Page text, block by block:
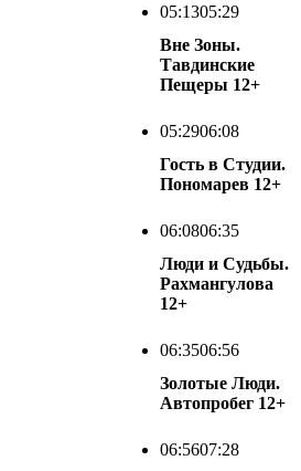
05:1305:29
Вне Зоны.
Тавдинские
Пещеры 12+
05:2906:08
Гость в Студии.
Пономарев 12+
06:0806:35
Люди и Судьбы.
Рахмангулова
12+
06:3506:56
Золотые Люди.
Автопробег 12+
06:5607:28